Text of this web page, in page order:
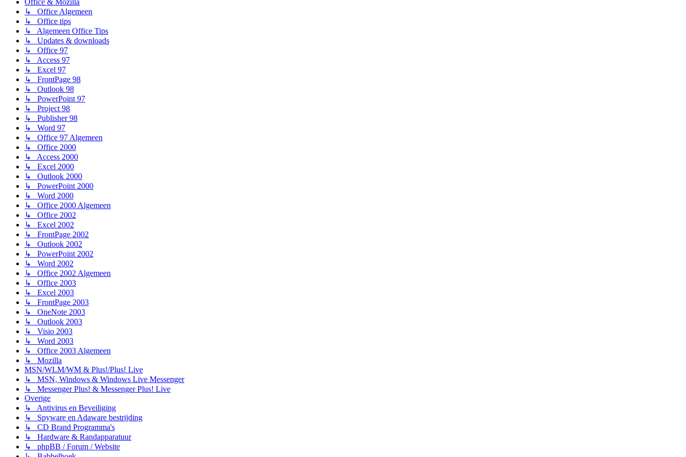
Office & Mozilla
↳ Office Algemeen
↳ Office tips
↳ Algemeen Office Tips
↳ Updates & downloads
↳ Office 97
↳ Access 97
↳ Excel 97
↳ FrontPage 98
↳ Outlook 98
↳ PowerPoint 97
↳ Project 98
↳ Publisher 98
↳ Word 97
↳ Office 97 Algemeen
↳ Office 2000
↳ Access 2000
↳ Excel 2000
↳ Outlook 2000
↳ PowerPoint 2000
↳ Word 2000
↳ Office 2000 Algemeen
↳ Office 2002
↳ Excel 2002
↳ FrontPage 2002
↳ Outlook 2002
↳ PowerPoint 2002
↳ Word 2002
↳ Office 2002 Algemeen
↳ Office 2003
↳ Excel 2003
↳ FrontPage 2003
↳ OneNote 2003
↳ Outlook 2003
↳ Visio 2003
↳ Word 2003
↳ Office 2003 Algemeen
↳ Mozilla
MSN/WLM/WM & Plus!/Plus! Live
↳ MSN, Windows & Windows Live Messenger
↳ Messenger Plus! & Messenger Plus! Live
Overige
↳ Antivirus en Beveiliging
↳ Spyware en Adaware bestrijding
↳ CD Brand Programma's
↳ Hardware & Randapparatuur
↳ phpBB / Forum / Website